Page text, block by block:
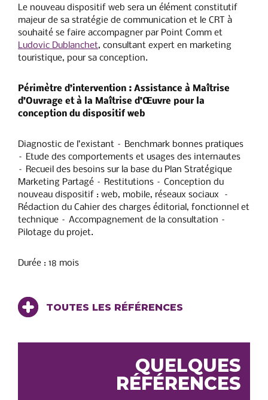
Le nouveau dispositif web sera un élément constitutif
majeur de sa stratégie de communication et le CRT à
souhaité se faire accompagner par Point Comm et
Ludovic Dublanchet, consultant expert en marketing
touristique, pour sa conception.
Périmètre d’intervention : Assistance à Maîtrise
d’Ouvrage et à la Maîtrise d’Œuvre pour la
conception du dispositif web
Diagnostic de l’existant – Benchmark bonnes pratiques
– Etude des comportements et usages des internautes
– Recueil des besoins sur la base du Plan Stratégique
Marketing Partagé – Restitutions – Conception du
nouveau dispositif : web, mobile, réseaux sociaux –
Rédaction du Cahier des charges éditorial, fonctionnel et
technique – Accompagnement de la consultation –
Pilotage du projet.
Durée : 18 mois
TOUTES LES RÉFÉRENCES
QUELQUES
RÉFÉRENCES